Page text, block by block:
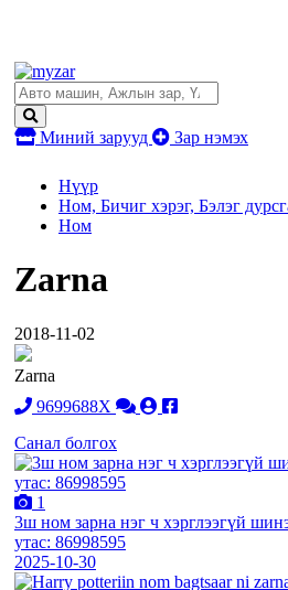
Миний зарууд Зар нэмэх
Нүүр
Ном, Бичиг хэрэг, Бэлэг
Ном
Zarna
2018-11-02
Zarna
9699688X
Санал болгох
1
3ш ном зарна нэг ч хэрглээгүй
утас: 86998595
2025-10-30